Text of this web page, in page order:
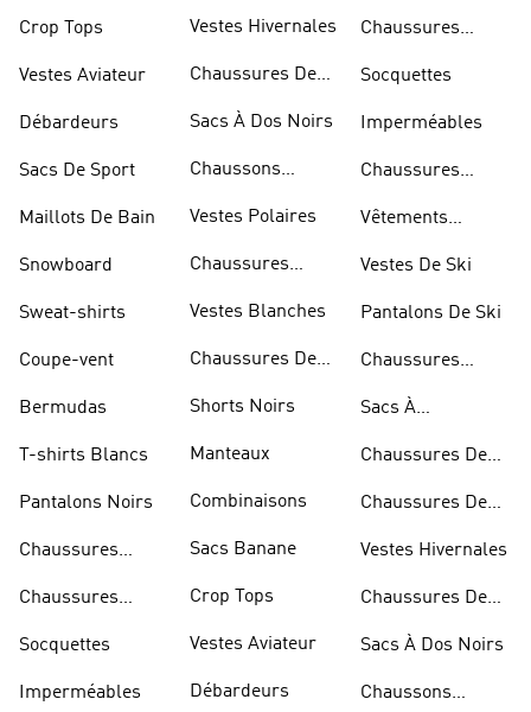
Crop Tops
Vestes Aviateur
Débardeurs
Sacs De Sport
Maillots De Bain
Snowboard
Sweat-shirts
Coupe-vent
Bermudas
T-shirts Blancs
Pantalons Noirs
Chaussures
Chaussures
Socquettes
Imperméables
Vestes Hivernales
Chaussures De
Sacs À Dos Noirs
Chaussons
Vestes Polaires
Chaussures
Vestes Blanches
Chaussures De
Shorts Noirs
Manteaux
Combinaisons
Sacs Banane
Crop Tops
Vestes Aviateur
Débardeurs
Chaussures
Socquettes
Imperméables
Chaussures
Vêtements
Vestes De Ski
Pantalons De Ski
Chaussures
Sacs À
Chaussures De
Chaussures De
Vestes Hivernales
Chaussures De
Sacs À Dos Noirs
Chaussons